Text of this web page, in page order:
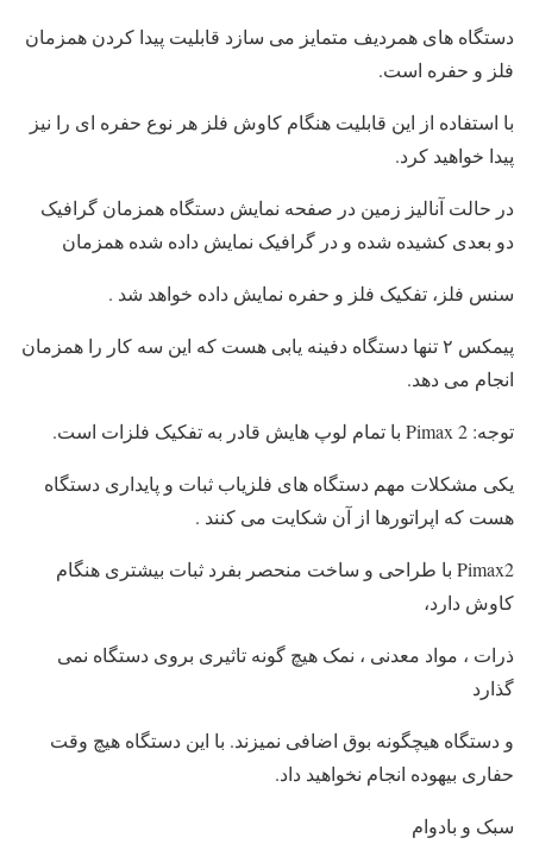
دستگاه های همردیف متمایز می سازد قابلیت پیدا کردن همزمان
فلز و حفره است.
با استفاده از این قابلیت هنگام کاوش فلز هر نوع حفره ای را نیز
پیدا خواهید کرد.
در حالت آنالیز زمین در صفحه نمایش دستگاه همزمان گرافیک
دو بعدی کشیده شده و در گرافیک نمایش داده شده همزمان
سنس فلز، تفکیک فلز و حفره نمایش داده خواهد شد .
پیمکس ۲ تنها دستگاه دفینه یابی هست که این سه کار را همزمان
انجام می دهد.
توجه: Pimax 2 با تمام لوپ هایش قادر به تفکیک فلزات است.
یکی مشکلات مهم دستگاه های فلزیاب ثبات و پایداری دستگاه
هست که اپراتورها از آن شکایت می کنند .
Pimax2 با طراحی و ساخت منحصر بفرد ثبات بیشتری هنگام
کاوش دارد،
ذرات ، مواد معدنی ، نمک هیچ گونه تاثیری بروی دستگاه نمی
گذارد
و دستگاه هیچگونه بوق اضافی نمیزند. با این دستگاه هیچ وقت
حفاری بیهوده انجام نخواهید داد.
سبک و بادوام